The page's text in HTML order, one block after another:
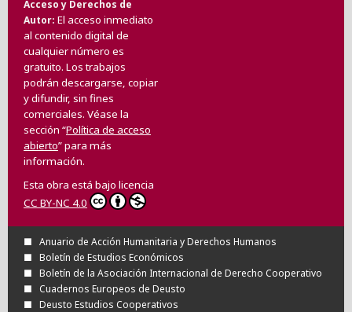
Acceso y Derechos de
Autor El acceso inmediato
al contenido digital de
cualquier número es
gratuito. Los trabajos
podrán descargarse, copiar
y difundir, sin fines
comerciales. Véase la
sección “Política de acceso
abierto” para más
información.
Esta obra está bajo licencia
CC BY-NC 4.0
Anuario de Acción Humanitaria y Derechos Humanos
Boletín de Estudios Económicos
Boletín de la Asociación Internacional de Derecho Cooperativo
Cuadernos Europeos de Deusto
Deusto Estudios Cooperativos